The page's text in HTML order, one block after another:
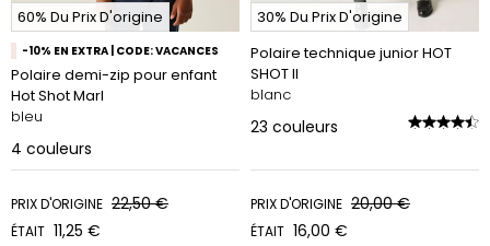
60% Du Prix D'origine
-10% EN EXTRA | CODE: VACANCES
Polaire demi-zip pour enfant
Hot Shot Marl
bleu
4 couleurs
PRIX D'ORIGINE 22,50 €
ÉTAIT 11,25 €
30% Du Prix D'origine
Polaire technique junior HOT
SHOT II
blanc
23 couleurs
PRIX D'ORIGINE 20,00 €
ÉTAIT 16,00 €